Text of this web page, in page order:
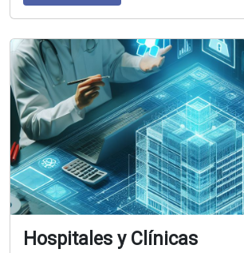
Hospitales y Clínicas